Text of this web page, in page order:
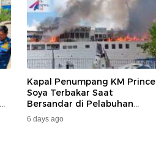
Kapal Penumpang KM Prince
Soya Terbakar Saat
Bersandar di Pelabuhan
Samarinda, Keberangkatan
Penumpang Dialihkan
6 days ago